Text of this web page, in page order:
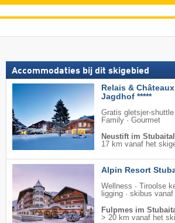
Accommodaties bij dit skigebied
Relais &
Jagdhof *****
Gratis gletsjer-shuttle
Family · Gourmet
Neustift im Stubaital
17 km vanaf het
Alpin Resort
Wellness · Tiroolse
ligging · skibus vanaf
Fulpmes im
> 20 km vanaf het